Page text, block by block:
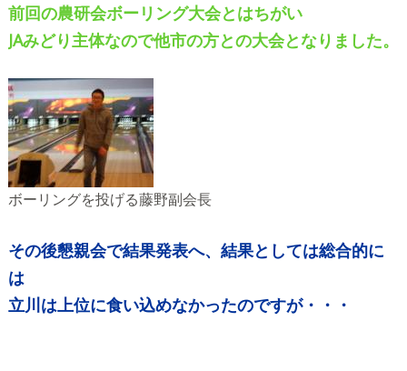
前回の農研会ボーリング大会とはちがい
JAみどり主体なので他市の方との大会となりました。
ボーリングを投げる藤野副会長
その後懇親会で結果発表へ、結果としては総合的に
は
立川は上位に食い込めなかったのですが・・・